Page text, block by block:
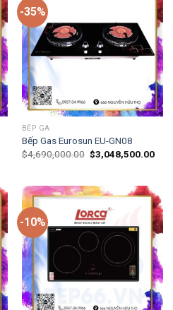
-35%
BẾP GA
Bếp Gas Eurosun EU-GN08
$4,690,000.00 $3,048,500.00
-10%